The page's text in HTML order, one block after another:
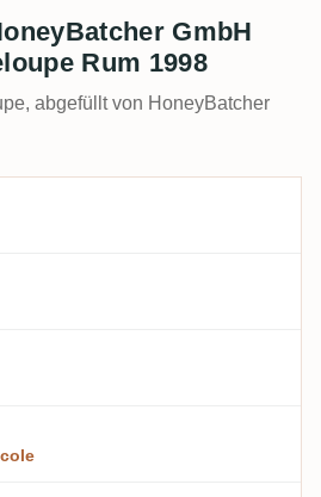
GmbH
Rum 1998
abgefüllt von HoneyBatcher